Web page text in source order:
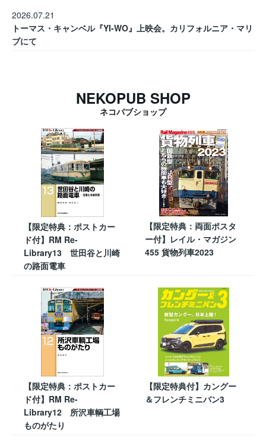
2026.07.21
トーマス・キャンベル『YI-WO』上映会。カリフォルニア・マリ
ブにて
NEKOPUB SHOP
ネコパブショップ
【限定特典：ポストカー
ド付】RM Re-
Library13 世田谷と川崎
の路面電車
【限定特典：両面ポスタ
ー付】レイル・マガジン
455 貨物列車2023
【限定特典：ポストカー
ド付】RM Re-
Library12 所沢車輌工場
ものがたり
【限定特典付】カングー
＆フレンチミニバン3